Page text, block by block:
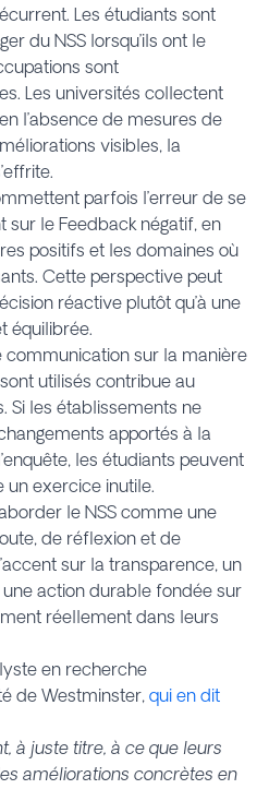
Les étudiants sont
du NSS lorsqu’ils ont le
sont
Les universités collectent
l’absence de mesures de
visibles, la
parfois l’erreur de se
le Feedback négatif, en
positifs et les domaines où
Cette perspective peut
réactive plutôt qu’à une
équilibrée.
communication sur la manière
utilisés contribue au
Si les établissements ne
apportés à la
les étudiants peuvent
un exercice inutile.
le NSS comme une
de réflexion et de
sur la transparence, un
action durable fondée sur
réellement dans leurs
en recherche
de Westminster, qui en dit
à juste titre, à ce que leurs
améliorations concrètes en